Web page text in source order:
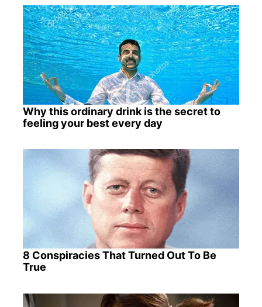
Why this ordinary drink is the secret to
feeling your best every day
8 Conspiracies That Turned Out To Be
True